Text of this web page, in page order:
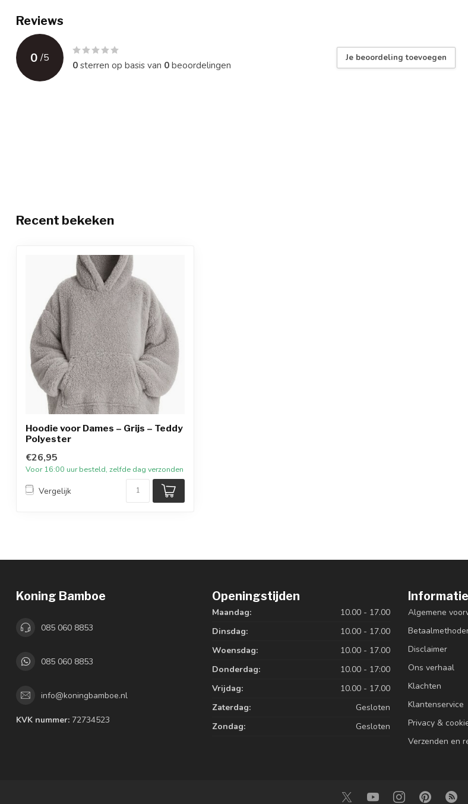
Reviews
0 /5
0sterren op basis van 0beoordelingen
Je beoordeling toevoegen
Recent bekeken
Hoodie voor Dames – Grijs – Teddy
Polyester
€26,95
Voor 16:00 uur besteld, zelfde dag verzonden
Vergelijk
Koning Bamboe
085 060 8853
085 060 8853
info@koningbamboe.nl
KVK nummer: 72734523
Openingstijden
Maandag:
10.00 - 17.00
Dinsdag:
10.00 - 17.00
Woensdag:
10.00 - 17.00
Donderdag:
10.00 - 17:00
Vrijdag:
10.00 - 17.00
Zaterdag:
Gesloten
Zondag:
Gesloten
Informatie
Algemene
Disclaimer
Ons verhaal
Klachten
Klantenservice
Privacy &
Verzenden en